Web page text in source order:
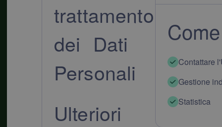
trattamento
dei Dati
Personali
Ulteriori
Contattare
Gestione
Statistica